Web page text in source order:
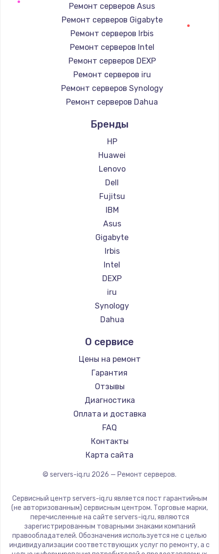
Ремонт серверов Asus
Ремонт серверов Gigabyte
Ремонт серверов Irbis
Ремонт серверов Intel
Ремонт серверов DEXP
Ремонт серверов iru
Ремонт серверов Synology
Ремонт серверов Dahua
Бренды
HP
Huawei
Lenovo
Dell
Fujitsu
IBM
Asus
Gigabyte
Irbis
Intel
DEXP
iru
Synology
Dahua
О сервисе
Цены на ремонт
Гарантия
Отзывы
Диагностика
Оплата и доставка
FAQ
Контакты
Карта сайта
© servers-iq.ru 2026 — Ремонт серверов.
Сервисный центр servers-iq.ru является пост гарантийным
(не авторизованным) сервисным центром. Торговые марки,
перечисленные на сайте servers-iq.ru, являются
зарегистрированным товарными знаками компаний
правообладателей. Обозначения используется не с целью
индивидуализации соответствующих услуг по ремонту, а с